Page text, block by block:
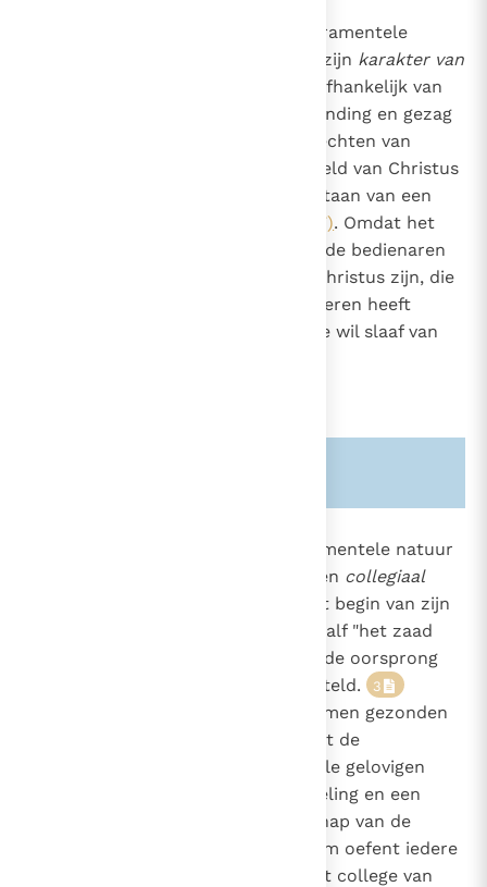
Wezenlijk verbonden met de sacramentele
natuur van het kerkelijk ambt is zijn karakter van
. Immers, geheel afhankelijk van
Christus die zijn dienaren hun zending en gezag
geeft, zijn zij werkelijk "dienstknechten van
, naar het beeld van Christus
die uit vrije wil voor ons "het bestaan van een
(Fil. 2, 7). Omdat het
woord en de genade waarvan zij de bedienaren
zijn, niet van henzelf, maar van Christus zijn, die
hun deze ten dienste van de anderen heeft
toevertrouwd, moeten zij uit vrije wil slaaf van
Eveneens hoort het tot de sacramentele natuur
van het kerkelijk ambt dat het een collegiaal
heeft. Immers, vanaf het begin van zijn
dienstwerk heeft de Heer de Twaalf "het zaad
van het nieuwe Israël en tegelijk de oorsprong
van de heilige hiërarchie" aangesteld. 3
Samen uitgekozen zijn zij ook samen gezonden
en hun broederlijke eenheid moet de
broederlijke gemeenschap van alle gelovigen
dienen; ze zal als een weerspiegeling en een
getuigenis zijn van de gemeenschap van de
Daarom oefent iedere
bisschop zijn ambt uit binnen het college van